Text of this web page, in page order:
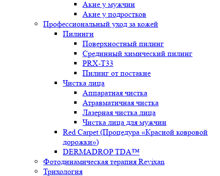
Акне у мужчин
Акне у подростков
Профессиональный уход за кожей
Пилинги
Поверхностный пилинг
Срединный химический пилинг
PRX-T33
Пилинг от постакне
Чистка лица
Аппаратная чистка
Атравматичная чистка
Лазерная чистка лица
Чистка лица для мужчин
Red Carpet (Процедура «Красной ковровой
дорожки»)
DERMADROP TDA™
Фотодинамическая терапия Revixan
Трихология